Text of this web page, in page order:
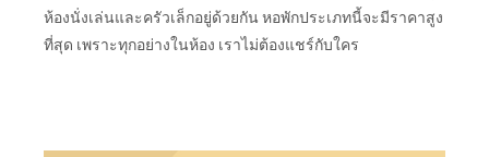
ห้องนั่งเล่นและครัวเล็กอยู่ด้วยกัน หอพักประเภทนี้จะมีราคาสูง
ที่สุด เพราะทุกอย่างในห้อง เราไม่ต้องแชร์กับใคร